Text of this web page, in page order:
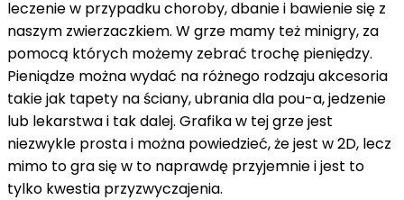
leczenie w przypadku choroby, dbanie i bawienie się z
naszym zwierzaczkiem. W grze mamy też minigry, za
pomocą których możemy zebrać trochę pieniędzy.
Pieniądze można wydać na różnego rodzaju akcesoria
takie jak tapety na ściany, ubrania dla pou-a, jedzenie
lub lekarstwa i tak dalej. Grafika w tej grze jest
niezwykle prosta i można powiedzieć, że jest w 2D, lecz
mimo to gra się w to naprawdę przyjemnie i jest to
tylko kwestia przyzwyczajenia.